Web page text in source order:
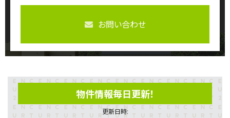
お問い合わせ
物件情報毎日更新！
更新日時: